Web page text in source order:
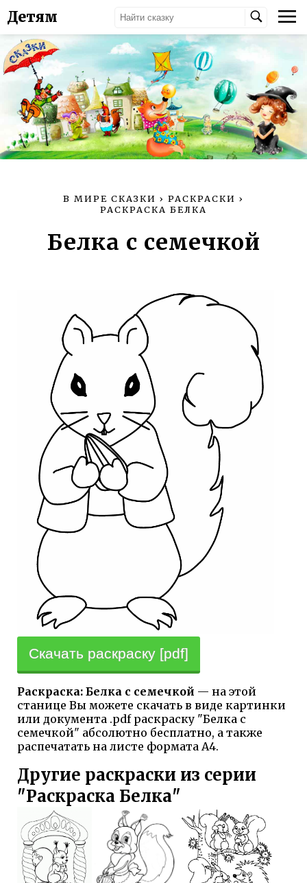
Детям
В МИРЕ СКАЗКИ › РАСКРАСКИ ›
РАСКРАСКА БЕЛКА
Белка с семечкой
Скачать раскраску [pdf]
Раскраска: Белка с семечкой — на этой
станице Вы можете скачать в виде картинки
или документа .pdf раскраску "Белка с
семечкой" абсолютно бесплатно, а также
распечатать на листе формата А4.
Другие раскраски из серии
"Раскраска Белка"